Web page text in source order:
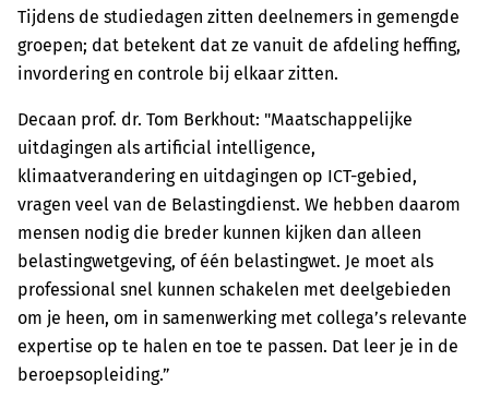
Tijdens de studiedagen zitten deelnemers in gemengde
groepen; dat betekent dat ze vanuit de afdeling heffing,
invordering en controle bij elkaar zitten.
Decaan prof. dr. Tom Berkhout: "Maatschappelijke
uitdagingen als artificial intelligence,
klimaatverandering en uitdagingen op ICT-gebied,
vragen veel van de Belastingdienst. We hebben daarom
mensen nodig die breder kunnen kijken dan alleen
belastingwetgeving, of één belastingwet. Je moet als
professional snel kunnen schakelen met deelgebieden
om je heen, om in samenwerking met collega’s relevante
expertise op te halen en toe te passen. Dat leer je in de
beroepsopleiding.”